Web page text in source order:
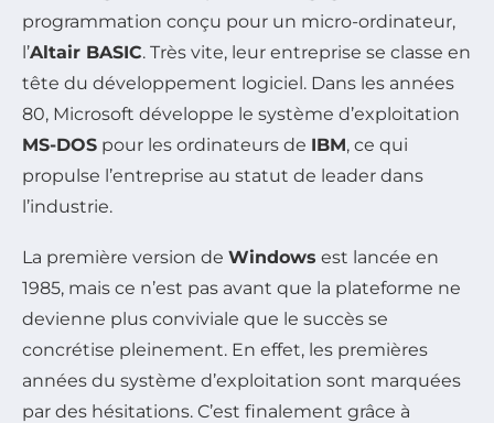
programmation conçu pour un micro-ordinateur,
l’Altair BASIC. Très vite, leur entreprise se classe en
tête du développement logiciel. Dans les années
80, Microsoft développe le système d’exploitation
MS-DOS pour les ordinateurs de IBM, ce qui
propulse l’entreprise au statut de leader dans
l’industrie.
La première version de Windows est lancée en
1985, mais ce n’est pas avant que la plateforme ne
devienne plus conviviale que le succès se
concrétise pleinement. En effet, les premières
années du système d’exploitation sont marquées
par des hésitations. C’est finalement grâce à